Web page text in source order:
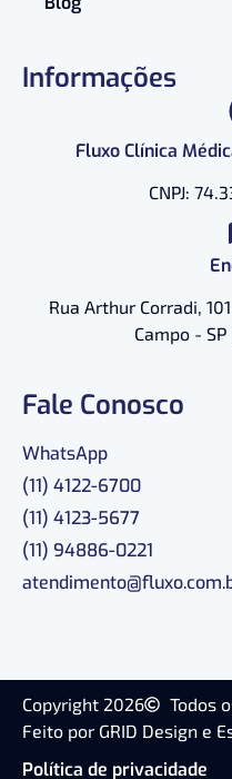
Informações
Fluxo Clínica
CNPJ:
Rua Arthur Corradi,
Campo -
Fale Conosco
WhatsApp
(11) 4122-6700
(11) 4123-5677
(11) 94886-0221
Copyright 2026
Todos
Feito por GRID Design e
Política de privacidade